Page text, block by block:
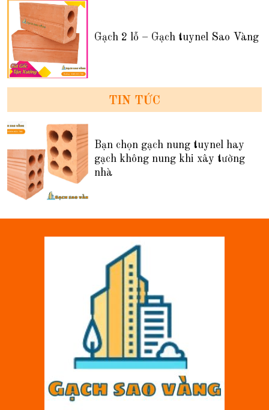
Gạch 2 lỗ – Gạch tuynel Sao Vàng
TIN TỨC
Bạn chọn gạch nung tuynel hay
gạch không nung khi xây tường
nhà